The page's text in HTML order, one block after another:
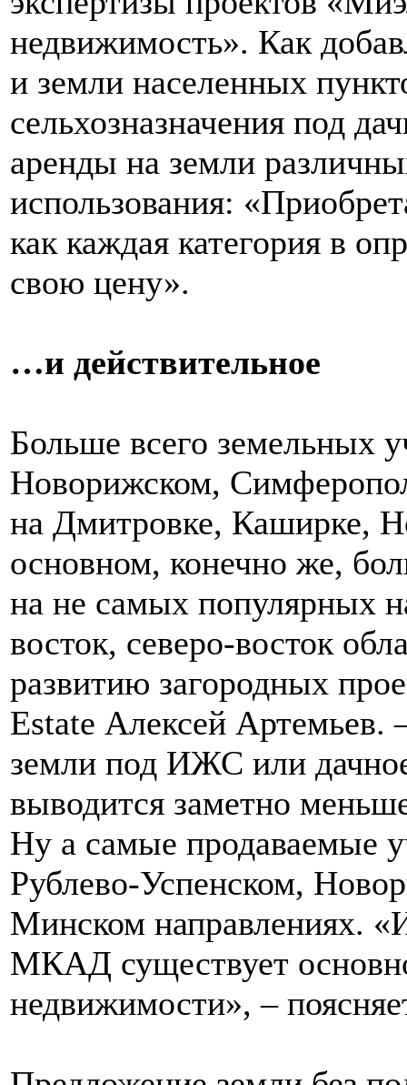
недвижимость». Как
и земли населенных
сельхозназначения под
аренды на земли
использования:
как каждая категория в
свою цену».
…и действительное
Больше всего земельных
Новорижском,
на Дмитровке, Каширке,
основном, конечно же,
на не самых популярных
восток, северо-восток
развитию загородных
Estate Алексей Артемьев.
земли под ИЖС или
выводится заметно
Ну а самые продаваемые
Рублево-Успенском,
Минском направлениях.
МКАД существует
недвижимости», –